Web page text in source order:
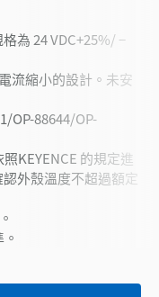
為 24 VDC+25%/ −
流縮小的設計。未安
OP-88644/OP-
KEYENCE 的規定進
外殼溫度不超過額定